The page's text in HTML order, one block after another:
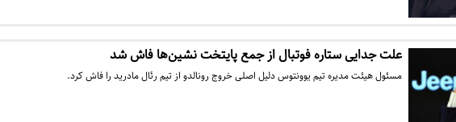
علت جدایی ستاره فوتبال از جمع پایتخت نشین‌ها فاش شد
مسئول هیئت مدیره تیم یوونتوس دلیل اصلی خروج رونالدو از تیم رئال مادرید را فاش کرد.